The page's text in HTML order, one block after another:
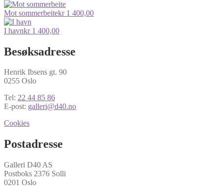
Mot sommerbeitekr1 400,00
I havnkr1 400,00
Besøksadresse
Henrik Ibsens gt. 90
0255 Oslo
Tel: 22 44 85 86
E-post: galleri@d40.no
Cookies
Postadresse
Galleri D40 AS
Postboks 2376 Solli
0201 Oslo